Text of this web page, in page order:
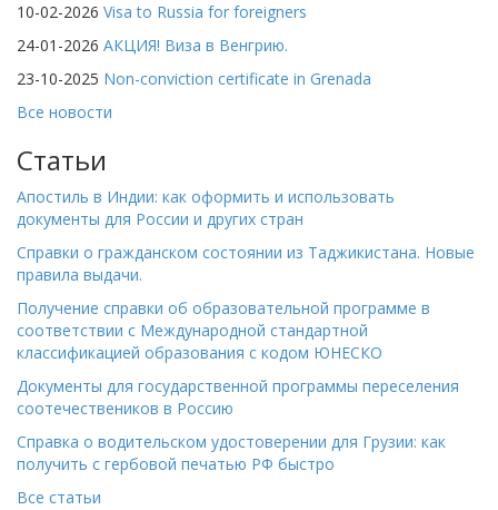
10-02-2026 Visa to Russia for foreigners
24-01-2026 АКЦИЯ! Виза в Венгрию.
23-10-2025 Non-conviction certificate in Grenada
Все новости
Статьи
Апостиль в Индии: как оформить и использовать
документы для России и других стран
Справки о гражданском состоянии из Таджикистана. Новые
правила выдачи.
Получение справки об образовательной программе в
соответствии с Международной стандартной
классификацией образования с кодом ЮНЕСКО
Документы для государственной программы переселения
соотечествеников в Россию
Справка о водительском удостоверении для Грузии: как
получить с гербовой печатью РФ быстро
Все статьи